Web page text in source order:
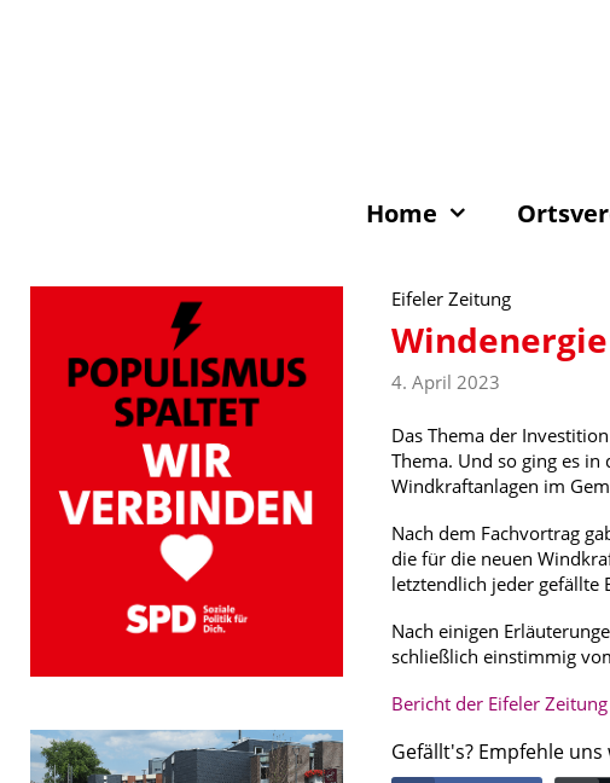
Home
Eifeler Zeitung
4. April 2023
Das Thema der
Thema. Und so ging es
Windkraftanlagen im
Nach dem Fachvortrag
die für die neuen
letztendlich jeder gefällte
Nach einigen
schließlich einstimmig
Bericht der Eifeler Zeitung
Gefällt's? Empfehle uns